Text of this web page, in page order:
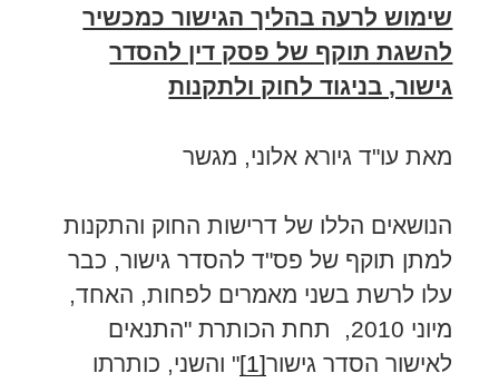
שימוש לרעה בהליך הגישור כמכשיר
להשגת תוקף של פסק דין להסדר
גישור, בניגוד לחוק ולתקנות
מאת עו"ד גיורא אלוני, מגשר
הנושאים הללו של דרישות החוק והתקנות
למתן תוקף של פס"ד להסדר גישור, כבר
עלו לרשת בשני מאמרים לפחות, האחד,
מיוני 2010, תחת הכותרת "התנאים
לאישור הסדר גישור[1]
" והשני, כותרתו